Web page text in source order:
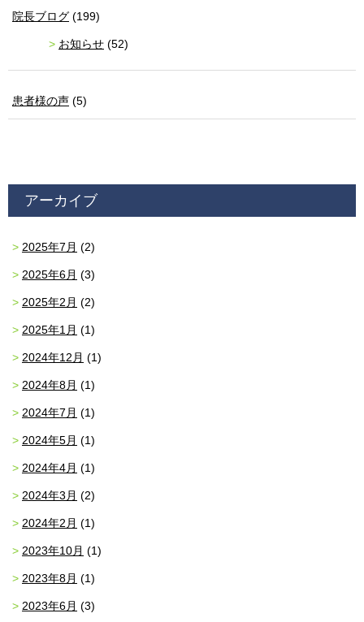
院長ブログ (199)
お知らせ (52)
患者様の声 (5)
アーカイブ
2025年7月 (2)
2025年6月 (3)
2025年2月 (2)
2025年1月 (1)
2024年12月 (1)
2024年8月 (1)
2024年7月 (1)
2024年5月 (1)
2024年4月 (1)
2024年3月 (2)
2024年2月 (1)
2023年10月 (1)
2023年8月 (1)
2023年6月 (3)